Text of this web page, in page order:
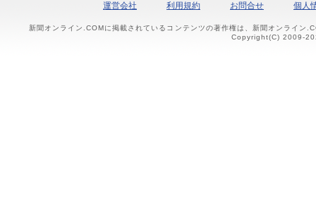
運営会社 利用規約 お問合せ 個人
新聞オンライン.COMに掲載されているコンテンツの著作権は、新聞オンライン
Copyright(C) 2009-